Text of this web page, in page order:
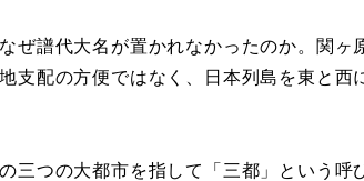
ぜ譜代大名が置かれなかったのか。関ヶ
支配の方便ではなく、日本列島を東と西
三つの大都市を指して「三都」という呼